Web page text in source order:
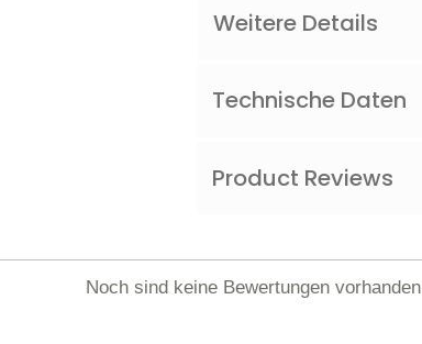
Weitere Details
Technische Daten
Product Reviews
Noch sind keine Bewertungen